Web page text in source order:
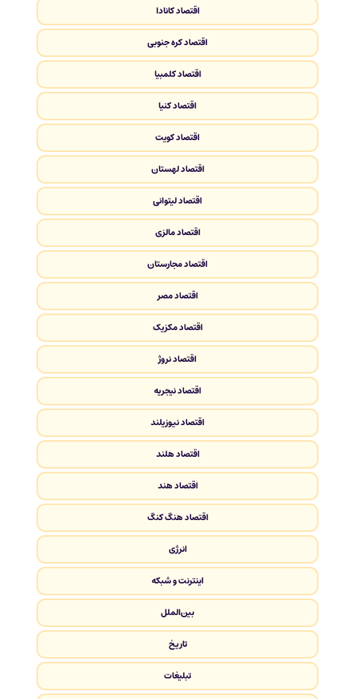
اقتصاد کانادا
اقتصاد کره جنوبی
اقتصاد کلمبیا
اقتصاد کنیا
اقتصاد کویت
اقتصاد لهستان
اقتصاد لیتوانی
اقتصاد مالزی
اقتصاد مجارستان
اقتصاد مصر
اقتصاد مکزیک
اقتصاد نروژ
اقتصاد نیجریه
اقتصاد نیوزیلند
اقتصاد هلند
اقتصاد هند
اقتصاد هنگ کنگ
انرژی
اینترنت و شبکه
بین‌الملل
تاریخ
تبلیغات